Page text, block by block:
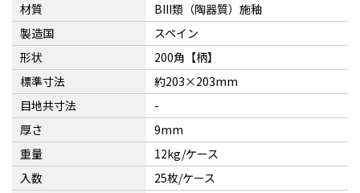
材質
BIII類（陶器質）施釉
製造国
スペイン
形状
200角【柄】
標準寸法
約203×203mm
目地共寸法
-
厚さ
9mm
重量
12kg/ケース
入数
25枚/ケース